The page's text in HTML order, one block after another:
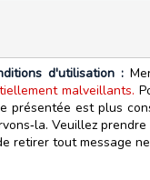
d'utilisation :
malveillants.
présentée est plus
Veuillez
retirer tout message